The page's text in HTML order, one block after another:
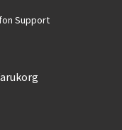
Support